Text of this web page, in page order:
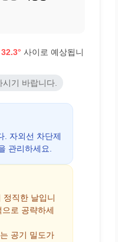
사이로 예상됩니
기 바랍니다.
자외선 차단제
관리하세요.
직한 날입니
로 공략하세
공기 밀도가